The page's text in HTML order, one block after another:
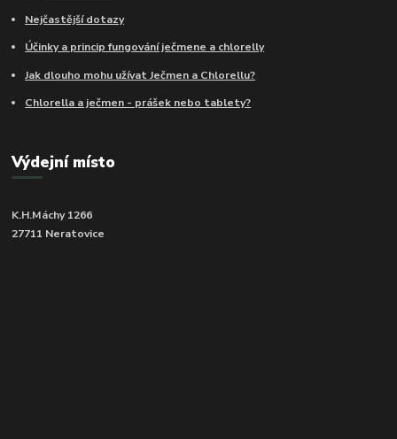
Nejčastější dotazy
Účinky a princip fungování ječmene a chlorelly
Jak dlouho mohu užívat Ječmen a Chlorellu?
Chlorella a ječmen - prášek nebo tablety?
Výdejní místo
K.H.Máchy 1266
27711 Neratovice